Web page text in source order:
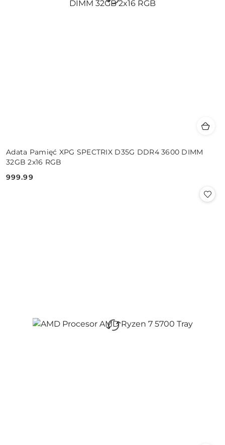
Adata Pamięć XPG SPECTRIX D35G DDR4 3600 DIMM
32GB 2x16 RGB
Cena:
999.99